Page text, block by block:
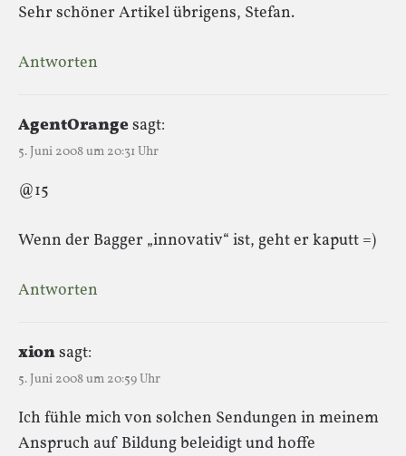
Sehr schöner Artikel übrigens, Stefan.
Antworten
AgentOrangesagt:
5. Juni 2008 um 20:31 Uhr
@15
Wenn der Bagger „innovativ“ ist, geht er kaputt =)
Antworten
xionsagt:
5. Juni 2008 um 20:59 Uhr
Ich fühle mich von solchen Sendungen in meinem
Anspruch auf Bildung beleidigt und hoffe